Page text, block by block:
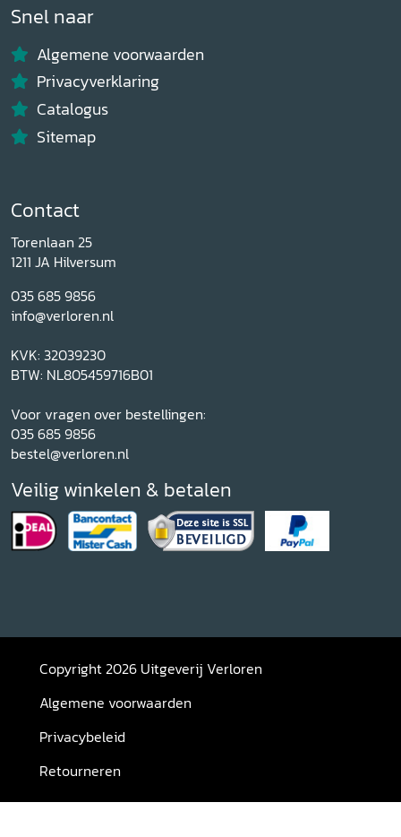
Snel naar
Algemene voorwaarden
Privacyverklaring
Catalogus
Sitemap
Contact
Torenlaan 25
1211 JA Hilversum
035 685 9856
info@verloren.nl
KVK: 32039230
BTW: NL805459716B01
Voor vragen over bestellingen:
035 685 9856
bestel@verloren.nl
Veilig winkelen & betalen
Copyright 2026 Uitgeverij Verloren
Algemene voorwaarden
Privacybeleid
Retourneren